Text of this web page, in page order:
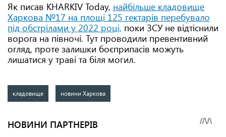
Як писав KHARKIV Today, найбільше кладовище
Харкова №17 на площі 125 гектарів перебувало
під обстрілами у 2022 році, поки ЗСУ не відтіснили
ворога на півночі. Тут проводили превентивний
огляд, проте залишки боєприпасів можуть
лишатися у траві та біля могил.
кладовище новини Харкова